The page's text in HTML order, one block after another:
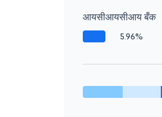
आयसीआयसीआय बँक
5.96%